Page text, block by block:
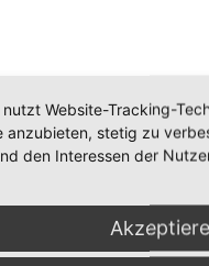
einverstanden.*
nutzt Website-Tracking-
anzubieten, stetig zu
den Interessen der